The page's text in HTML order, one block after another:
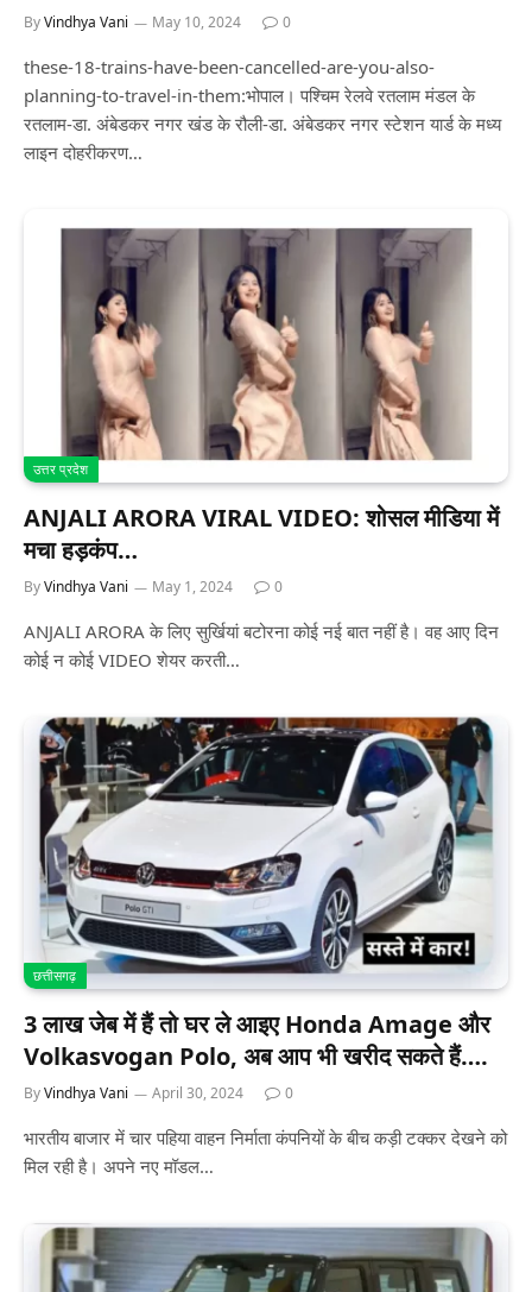
ByVindhya Vani May 10, 2024 0
these-18-trains-have-been-cancelled-are-you-also-
planning-to-travel-in-them:भोपाल। पश्चिम रेलवे रतलाम मंडल के
रतलाम-डा. अंबेडकर नगर खंड के रौली-डा. अंबेडकर नगर स्टेशन यार्ड के मध्य
लाइन दोहरीकरण…
उत्तर प्रदेश
ANJALI ARORA VIRAL VIDEO: शोसल मीडिया में
मचा हड़कंप…
ByVindhya Vani May 1, 2024 0
ANJALI ARORA के लिए सुर्खियां बटोरना कोई नई बात नहीं है। वह आए दिन
कोई न कोई VIDEO शेयर करती…
छत्तीसगढ़
3 लाख जेब में हैं तो घर ले आइए Honda Amage और
Volkasvogan Polo, अब आप भी खरीद सकते हैं….
ByVindhya Vani April 30, 2024 0
भारतीय बाजार में चार पहिया वाहन निर्माता कंपनियों के बीच कड़ी टक्कर देखने को
मिल रही है। अपने नए मॉडल…